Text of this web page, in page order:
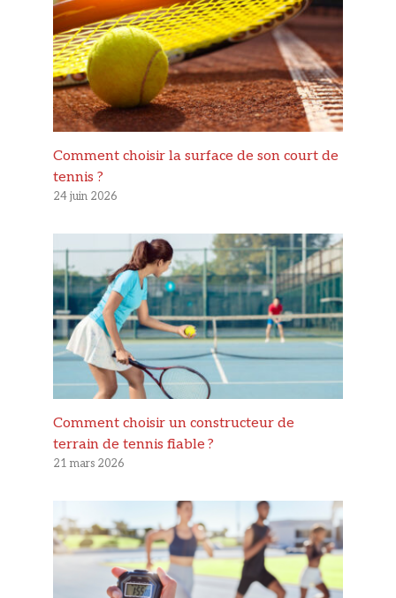
Comment choisir la surface de son court de
tennis ?
24 juin 2026
Comment choisir un constructeur de
terrain de tennis fiable ?
21 mars 2026